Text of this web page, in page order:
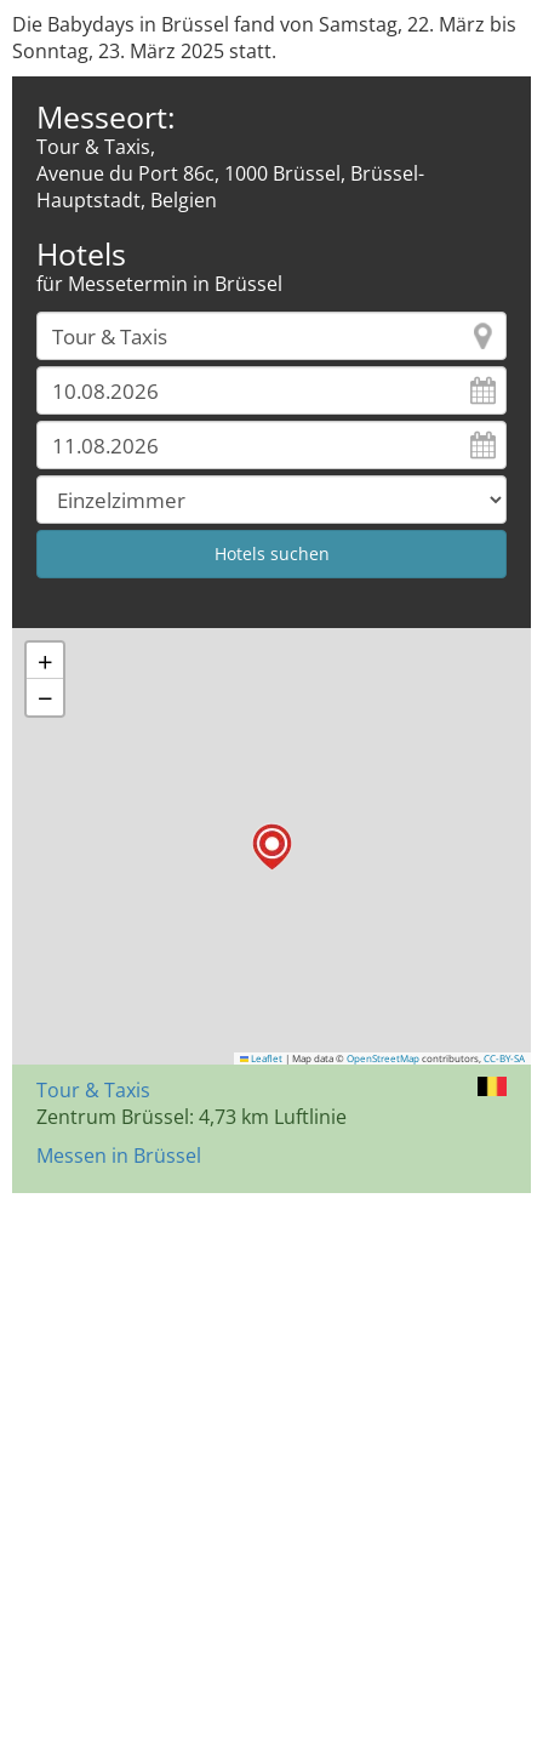
Die Babydays in Brüssel fand von Samstag, 22. März bis
Sonntag, 23. März 2025 statt.
Messeort:
Tour & Taxis,
Avenue du Port 86c, 1000 Brüssel, Brüssel-
Hauptstadt, Belgien
Hotels
für Messetermin in Brüssel
+
−
Leaflet | Map data © OpenStreetMap contributors, CC-BY-SA
Tour & Taxis
Zentrum Brüssel: 4,73 km Luftlinie
Messen in Brüssel